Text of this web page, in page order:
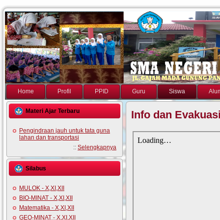
Home Profil PPID Guru Siswa
Materi Ajar Terbaru
Pengindraan jauh untuk tata guna
lahan dan transportasi
:: Selengkapnya
Silabus
MULOK - X,XI,XII
BIO-MINAT - X,XI,XII
Matematika - X,XI,XII
GEO-MINAT - X,XI,XII
Info dan